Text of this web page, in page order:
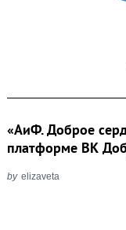
«АиФ. Доброе
платформе ВК
by elizaveta